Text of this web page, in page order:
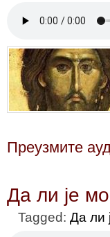
Преузмите
Да ли је
Tagged: Да ли